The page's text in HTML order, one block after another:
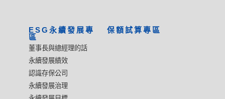
ESG永續發展專
區
董事長與總經理的話
永續發展績效
認識存保公司
永續發展治理
保額試算專區